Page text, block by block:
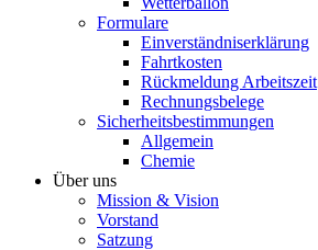
Formulare
Einverständniserklärung
Fahrtkosten
Rückmeldung Arbeitszeit
Rechnungsbelege
Sicherheitsbestimmungen
Allgemein
Chemie
Über uns
Mission & Vision
Vorstand
Satzung